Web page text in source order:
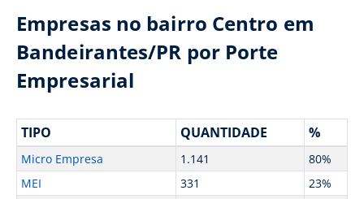
Empresas no bairro Centro em
Bandeirantes/PR por Porte
Empresarial
TIPO QUANTIDADE %
Micro Empresa 1.141
80%
MEI
331
23%